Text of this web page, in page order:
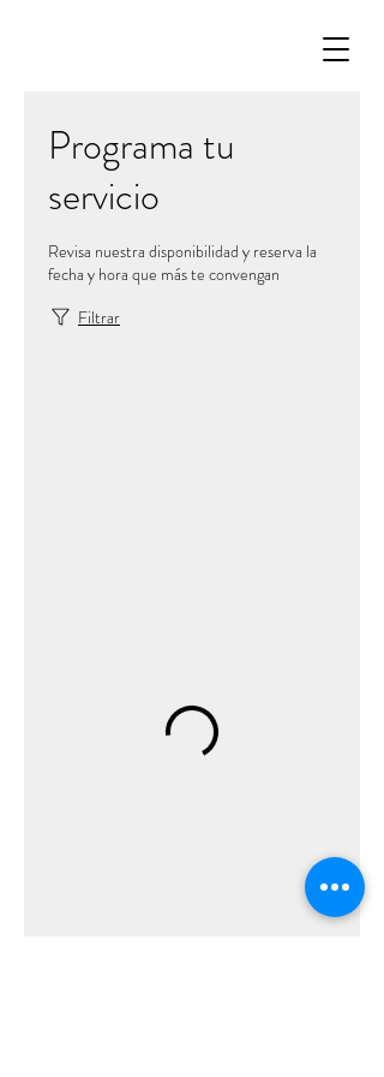
Programa tu
servicio
Revisa nuestra disponibilidad y reserva la
fecha y hora que más te convengan
Filtrar